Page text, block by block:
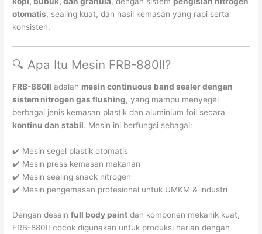
otomatis, sealing kuat, dan hasil kemasan yang rapi serta
konsisten.
🔍 Apa Itu Mesin FRB-880II?
FRB-880II adalah mesin continuous band sealer dengan
sistem nitrogen gas flushing, yang mampu menyegel
berbagai jenis kemasan plastik dan aluminium foil secara
kontinu dan stabil. Mesin ini berfungsi sebagai:
✔️ Mesin segel plastik otomatis
✔️ Mesin press kemasan makanan
✔️ Mesin sealing snack nitrogen
✔️ Mesin pengemasan profesional untuk UMKM & industri
Dengan desainfull body paint dan komponen mekanik kuat,
FRB-880II cocok digunakan untuk produksi harian dengan